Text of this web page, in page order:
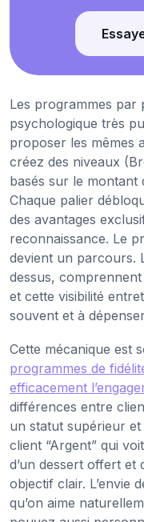
Les programmes par
psychologique très
proposer les mêmes
créez des niveaux
basés sur le montant
Chaque palier
des avantages
reconnaissance. Le
devient un parcours.
dessus,
et cette visibilité
souvent et à
Cette mécanique est
programmes de
efficacement
différences entre
un statut supérieur
client “Argent” qui
d’un dessert offert et
objectif clair. L’envie
qu’on aime